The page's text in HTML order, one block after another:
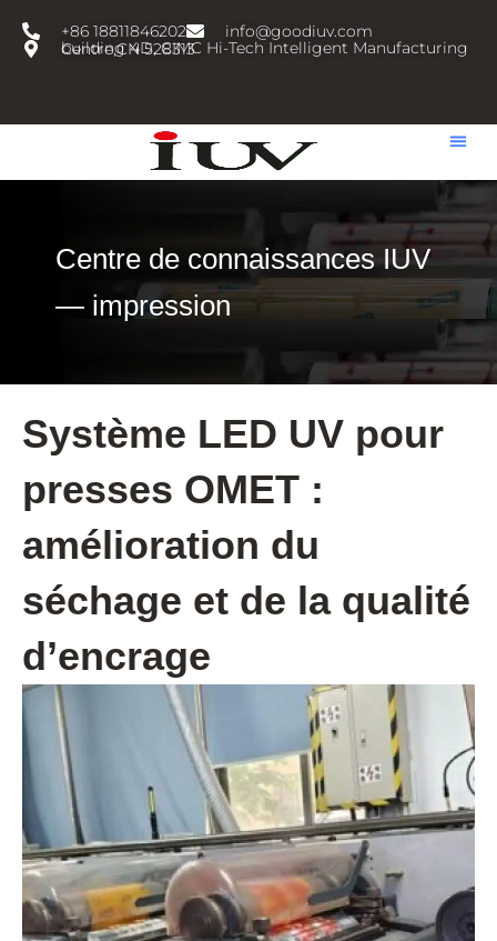
+86 18811846202
info@goodiuv.com
building 4D, CIMC Hi-Tech Intelligent Manufacturing Centre,CN 528313
Centre de connaissances IUV
— impression
Système LED UV pour
presses OMET :
amélioration du
séchage et de la qualité
d’encrage